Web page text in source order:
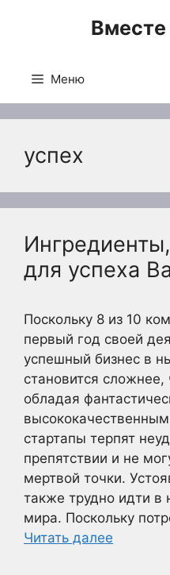
Вместе
Меню
успех
для успеха
Поскольку 8 из 10
первый год своей
успешный бизнес в
становится
обладая
стартапы терпят
препятствии и не
мертвой точки.
также трудно идти в
мира. Поскольку
Читать далее